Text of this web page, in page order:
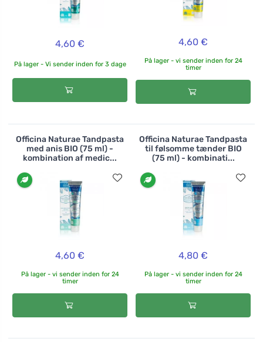
4,60 €
På lager - Vi sender inden for 3 dage
4,60 €
På lager - vi sender inden for 24
timer
Officina Naturae Tandpasta
med anis BIO (75 ml) -
kombination af medic...
4,60 €
På lager - vi sender inden for 24
timer
Officina Naturae Tandpasta
til følsomme tænder BIO
(75 ml) - kombinati...
4,80 €
På lager - vi sender inden for 24
timer